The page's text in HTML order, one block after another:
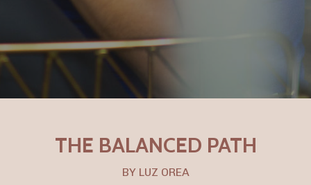
THE BALANCED PATH
BY LUZ OREA